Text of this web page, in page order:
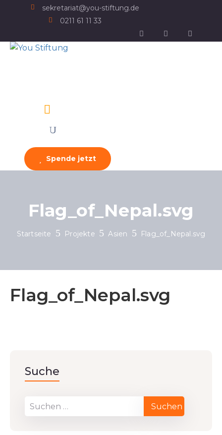
sekretariat@you-stiftung.de
0211 61 11 33
Spende jetzt
Flag_of_Nepal.svg
Startseite Projekte Asien Flag_of_Nepal.svg
Flag_of_Nepal.svg
Suche